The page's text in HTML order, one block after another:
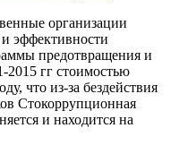
организации
эффективности
предотвращения и
2015 гг стоимостью
что из-за бездействия
Стокоррупционная
и находится на